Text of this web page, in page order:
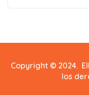
Copyright © 2024.
los